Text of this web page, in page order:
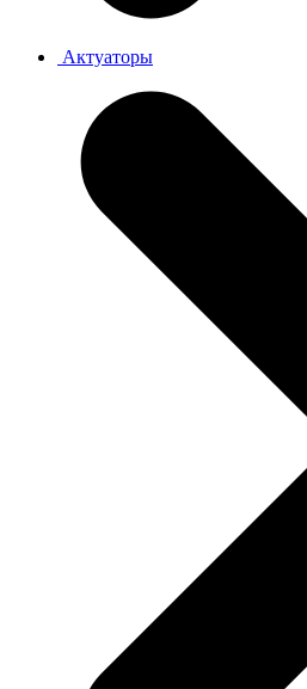
Актуаторы